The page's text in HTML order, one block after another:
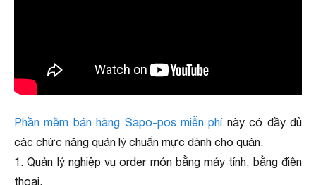
Phần mềm bán hàng Sapo-pos miễn phínày có đầy đủ
các chức năng quản lý chuẩn mực dành cho quán.
1. Quản lý nghiệp vụ order món bằng máy tính, bằng điện
thoại.